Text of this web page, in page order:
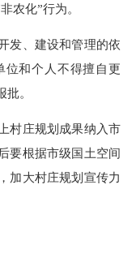
农化”行为。
、建设和管理的依
位和个人不得擅自更
。
庄规划成果纳入市
要根据市级国土空间
加大村庄规划宣传力